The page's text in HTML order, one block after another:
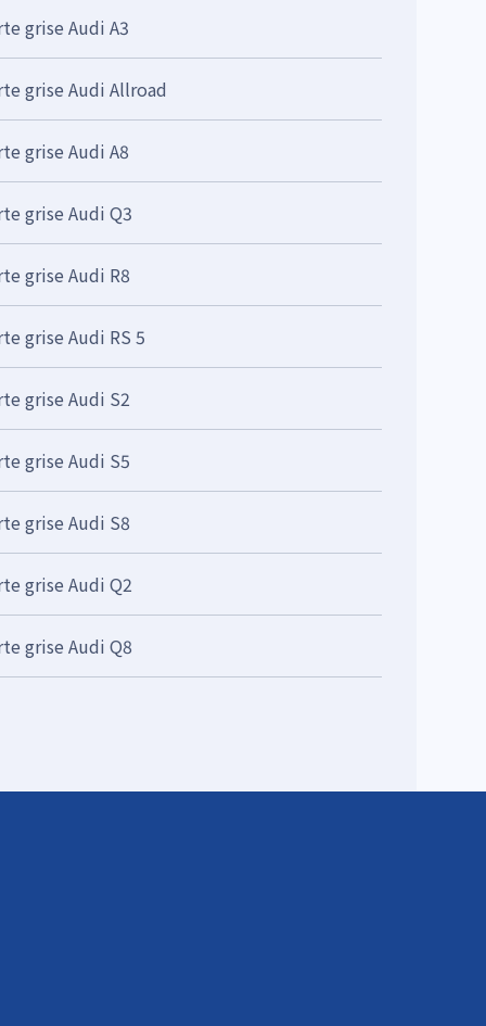
grise Audi A3
grise Audi Allroad
grise Audi A8
grise Audi Q3
grise Audi R8
grise Audi RS 5
grise Audi S2
grise Audi S5
grise Audi S8
grise Audi Q2
grise Audi Q8